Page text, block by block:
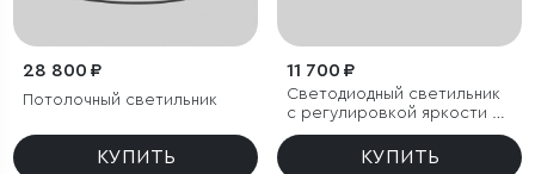
28 800 ₽
Потолочный светильник
КУПИТЬ
11 700 ₽
Светодиодный светильник
с регулировкой яркости и
цветовой температуры
КУПИТЬ